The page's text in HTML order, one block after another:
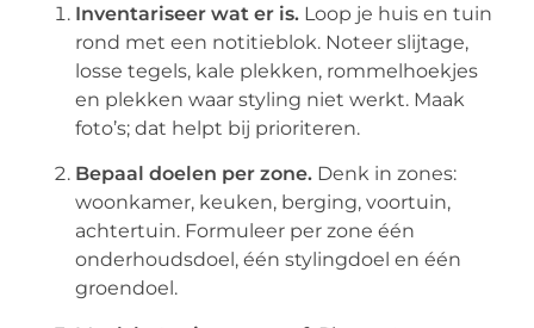
Inventariseer wat er is. Loop je huis en tuin
rond met een notitieblok. Noteer slijtage,
losse tegels, kale plekken, rommelhoekjes
en plekken waar styling niet werkt. Maak
foto’s; dat helpt bij prioriteren.
Bepaal doelen per zone. Denk in zones:
woonkamer, keuken, berging, voortuin,
achtertuin. Formuleer per zone één
onderhoudsdoel, één stylingdoel en één
groendoel.